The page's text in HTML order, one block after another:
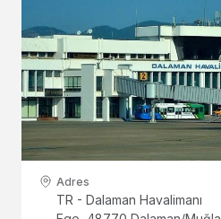
Adres
TR - Dalaman Havalimanı